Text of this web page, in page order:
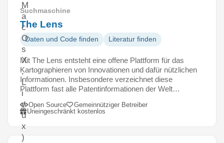
M
a
c
O
s
X
,
L
i
n
u
x
)
Suchmaschine
The Lens
Daten und Code finden Literatur finden
Mit The Lens entsteht eine offene Plattform für das
Kartographieren von Innovationen und dafür nützlichen
Informationen. Insbesondere verzeichnet diese
Plattform fast alle Patentinformationen der Welt…
Open Source
Gemeinnütziger Betreiber
Uneingeschränkt kostenlos